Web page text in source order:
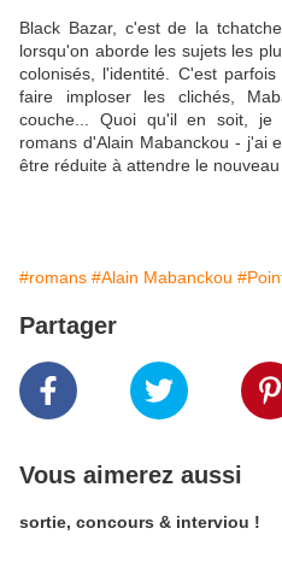
Black Bazar, c'est de la
lorsqu'on aborde les sujets les
colonisés, l'identité. C'est
faire imploser les clichés,
couche... Quoi qu'il en soit,
romans d'Alain Mabanckou - j'ai
être réduite à attendre le
#romans #Alain Mabanckou
Partager
Vous aimerez aussi
sortie, concours & interviou !